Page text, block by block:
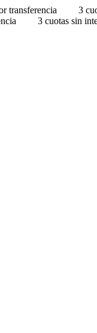
transferencia 3
3 cuotas sin